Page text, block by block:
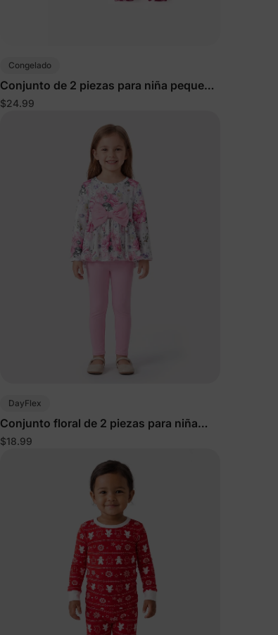
Congelado
Conjunto de 2 piezas para niña pequeña
rojo
$24.99
DayFlex
Conjunto floral de 2 piezas para niña
pequeña en rosa
$18.99